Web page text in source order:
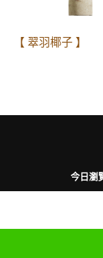
【 翠羽椰子 】
今日瀏